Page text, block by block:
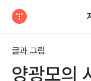
글과 그림
양광모의